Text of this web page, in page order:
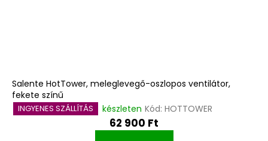
Salente HotTower, meleglevegő-oszlopos ventilátor,
fekete színű
INGYENES SZÁLLÍTÁS készleten Kód: HOTTOWER
62 900 Ft